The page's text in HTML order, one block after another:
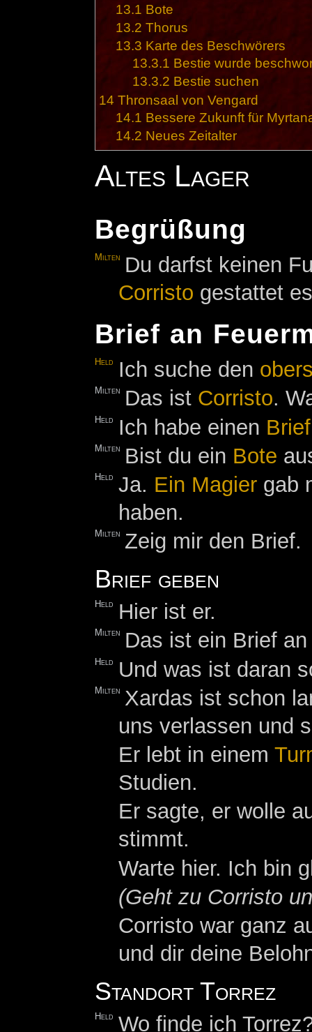
13.1 Bote
13.2 Thorus
13.3 Karte des Beschwörers
13.3.1 Bestie wurde
13.3.2 Bestie suchen
14 Thronsaal von Vengard
14.1 Bessere Zukunft für
14.2 Neues Zeitalter
Altes Lager
Begrüßung
Milten
Du darfst keinen
Corristo gestattet
Brief an
Held Ich suche den
Milten Das ist Corristo.
Held Ich habe einen Brief
Milten Bist du ein Bote
Held Ja. Ein Magier gab
haben.
Milten Zeig mir den Brief.
Brief geben
Held Hier ist er.
Milten Das ist ein Brief
Held Und was ist daran
Milten Xardas ist schon
uns verlassen und
Er lebt in einem
Studien.
Er sagte, er wolle
stimmt.
Warte hier. Ich bin
(Geht zu Corristo
Corristo war ganz
und dir deine
Standort Torrez
Held Wo finde ich